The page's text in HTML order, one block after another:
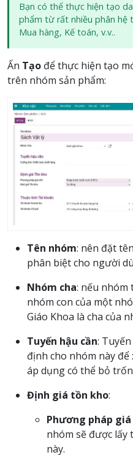
Bạn có thể thực hiện tạo
phẩm từ rất nhiều phân hệ
Mua hàng, Kế toán, v.v..
Ấn Tạo để thực hiện tạo
trên nhóm sản phẩm:
Tên nhóm: nên đặt
phân biệt cho người
Nhóm cha: nếu nhóm
nhóm con của một
Giáo Khoa là cha của
Tuyến hậu cần:
định cho nhóm này
áp dụng có thể bỏ
Định giá tồn kho:
Phương pháp giá
nhóm sẽ được
này.